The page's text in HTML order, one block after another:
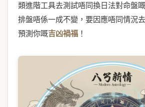
類進階工具去測試唔同換日法對命盤
排盤唔係一成不變，要因應唔同情況
預測你嘅吉凶禍福 ！